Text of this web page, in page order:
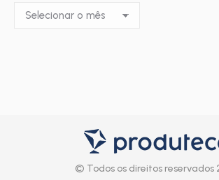
Últimos
© Todos os direitos reservados